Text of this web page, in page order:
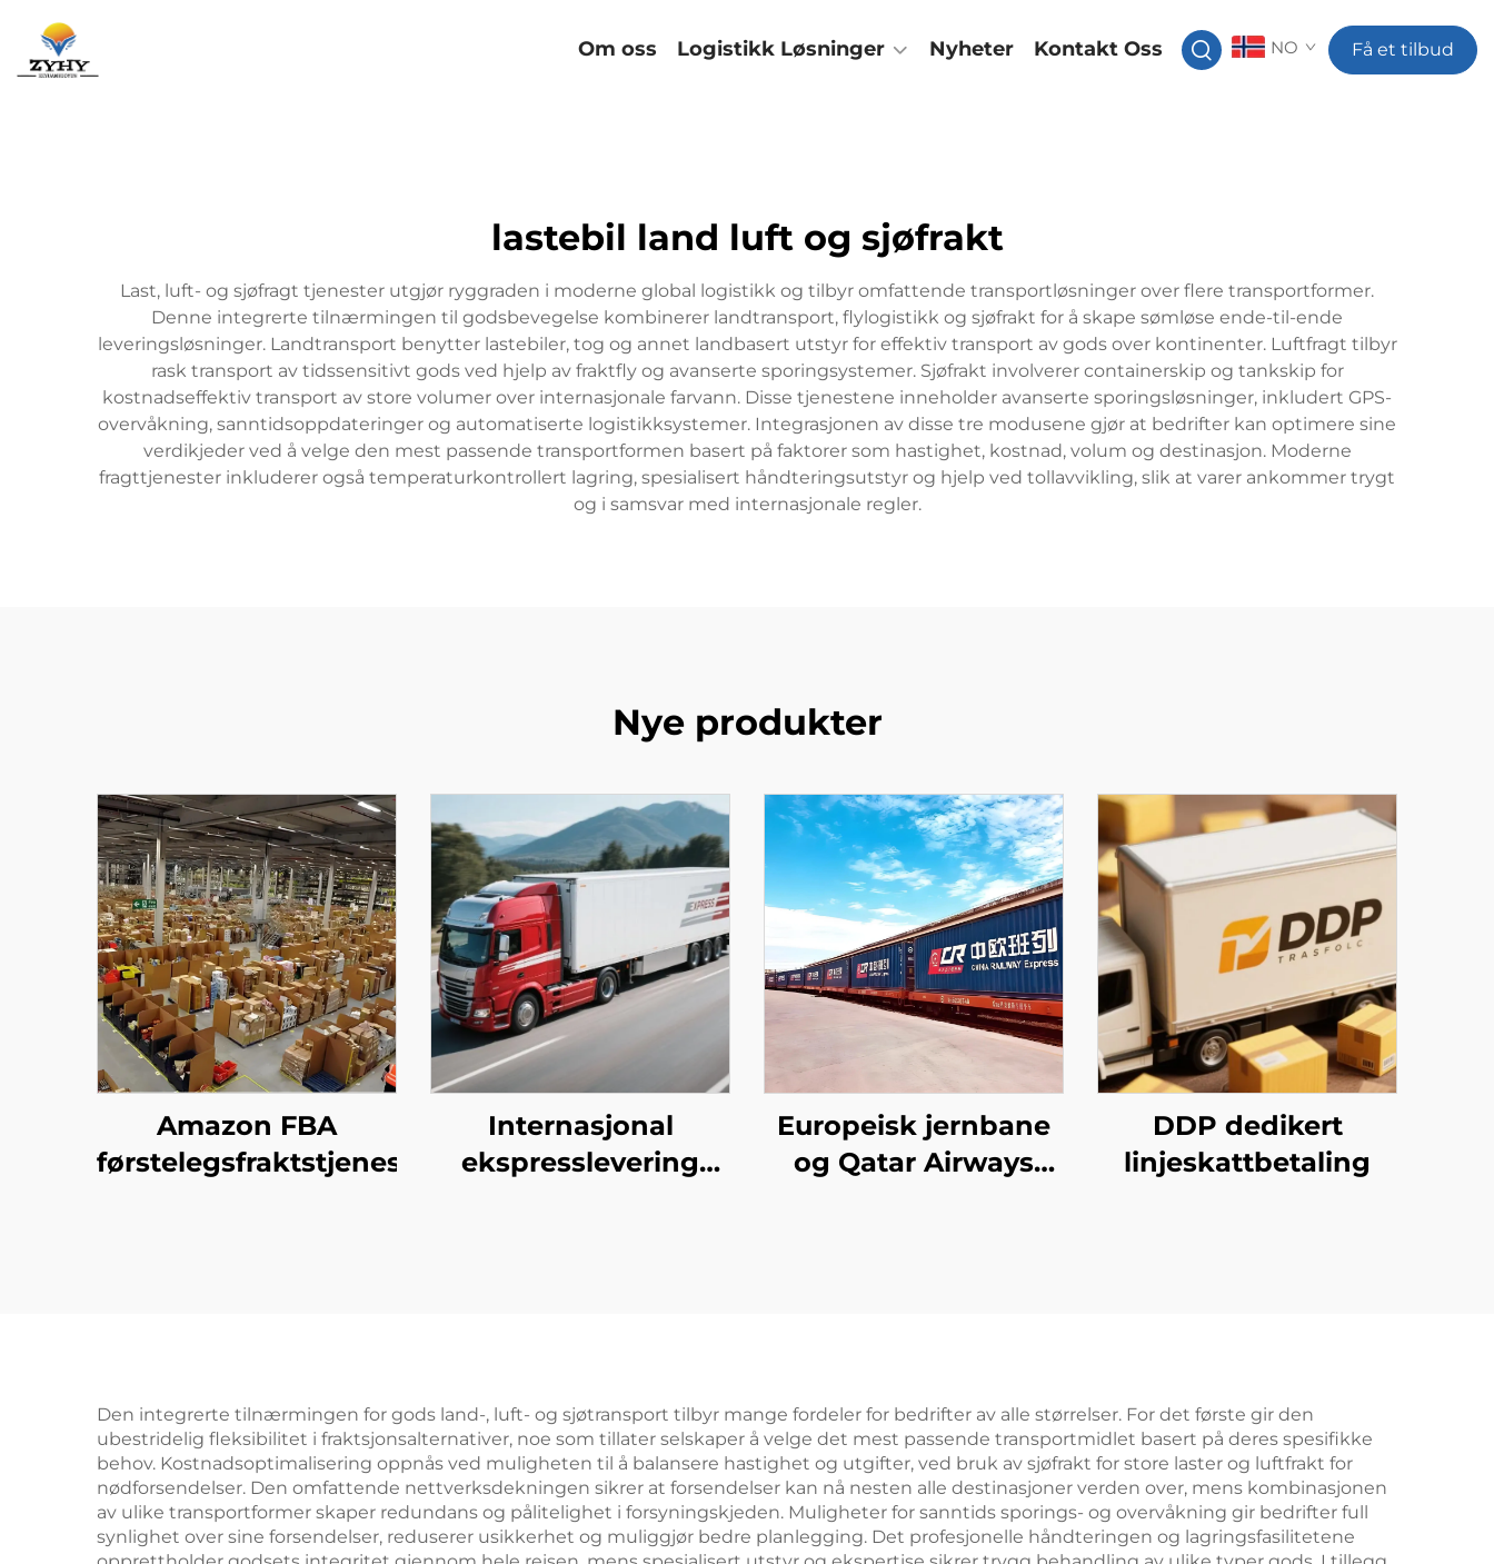
Om oss Logistikk Løsninger Nyheter Kontakt Oss NO Få et tilbud
lastebil land luft og sjøfrakt
Last, luft- og sjøfragt tjenester utgjør ryggraden i moderne global logistikk og tilbyr omfattende transportløsninger over flere transportformer.
Denne integrerte tilnærmingen til godsbevegelse kombinerer landtransport, flylogistikk og sjøfrakt for å skape sømløse ende-til-ende
leveringsløsninger. Landtransport benytter lastebiler, tog og annet landbasert utstyr for effektiv transport av gods over kontinenter. Luftfragt tilbyr
rask transport av tidssensitivt gods ved hjelp av fraktfly og avanserte sporingsystemer. Sjøfrakt involverer containerskip og tankskip for
kostnadseffektiv transport av store volumer over internasjonale farvann. Disse tjenestene inneholder avanserte sporingsløsninger, inkludert GPS-
overvåkning, sanntidsoppdateringer og automatiserte logistikksystemer. Integrasjonen av disse tre modusene gjør at bedrifter kan optimere sine
verdikjeder ved å velge den mest passende transportformen basert på faktorer som hastighet, kostnad, volum og destinasjon. Moderne
fragttjenester inkluderer også temperaturkontrollert lagring, spesialisert håndteringsutstyr og hjelp ved tollavvikling, slik at varer ankommer trygt
og i samsvar med internasjonale regler.
Nye produkter
Amazon FBA
førstelegsfraktstjeneste
Internasjonal
ekspresslevering
Europeisk jernbane
og Qatar Airways
DDP dedikert
linjeskattbetaling
Den integrerte tilnærmingen for gods land-, luft- og sjøtransport tilbyr mange fordeler for bedrifter av alle størrelser. For det første gir den
ubestridelig fleksibilitet i fraktsjonsalternativer, noe som tillater selskaper å velge det mest passende transportmidlet basert på deres spesifikke
behov. Kostnadsoptimalisering oppnås ved muligheten til å balansere hastighet og utgifter, ved bruk av sjøfrakt for store laster og luftfrakt for
nødforsendelser. Den omfattende nettverksdekningen sikrer at forsendelser kan nå nesten alle destinasjoner verden over, mens kombinasjonen
av ulike transportformer skaper redundans og pålitelighet i forsyningskjeden. Muligheter for sanntids sporings- og overvåkning gir bedrifter full
synlighet over sine forsendelser, reduserer usikkerhet og muliggjør bedre planlegging. Det profesjonelle håndteringen og lagringsfasilitetene